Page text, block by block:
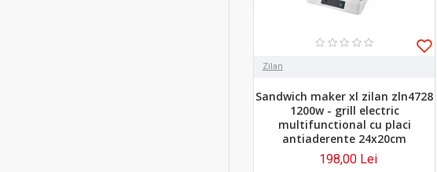
Zilan
Sandwich maker xl zilan zln4728
1200w - grill electric
multifunctional cu placi
antiaderente 24x20cm
198,00 Lei